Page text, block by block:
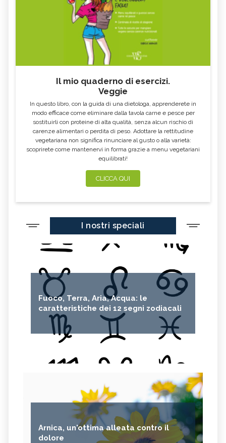
Il mio quaderno di esercizi.
Veggie
In questo libro, con la guida di una dietologa, apprenderete in
modo efficace come eliminare dalla tavola carne e pesce per
sostituirli con proteine di alta qualità, senza alcun rischio di
carenze alimentari o perdita di peso. Adottare la rettitudine
vegetariana non significa rinunciare al gusto o alla varietà:
scoprirete come mantenervi in forma grazie a menu vegetariani
equilibrati!
CLICCA QUI
I nostri speciali
Fuoco, Terra, Aria, Acqua: le
caratteristiche dei 12 segni zodiacali
Arnica, un'ottima alleata contro il
dolore